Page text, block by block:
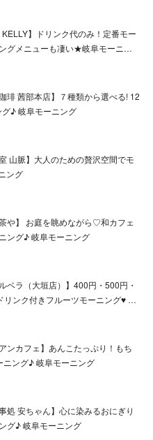
】ドリンク代のみ！定番モー
グメニューも凄い★岐阜モーニ…
琲 茜部本店】７種類から選べる! 12
♪ 岐阜モーニング
山脈】大人のための贅沢空間でモ
ング
や】 お庭を眺めながら♡和カフェ
ング♪ 岐阜モーニング
ベラ（大垣店）】400円・500円・
リンク付きフルーツモーニング♥ …
ンカフェ】あんこたっぷり！もち
ニング♪ 岐阜モーニング
処 安ちゃん】心に染みるおにぎり
グ♪ 岐阜モーニング